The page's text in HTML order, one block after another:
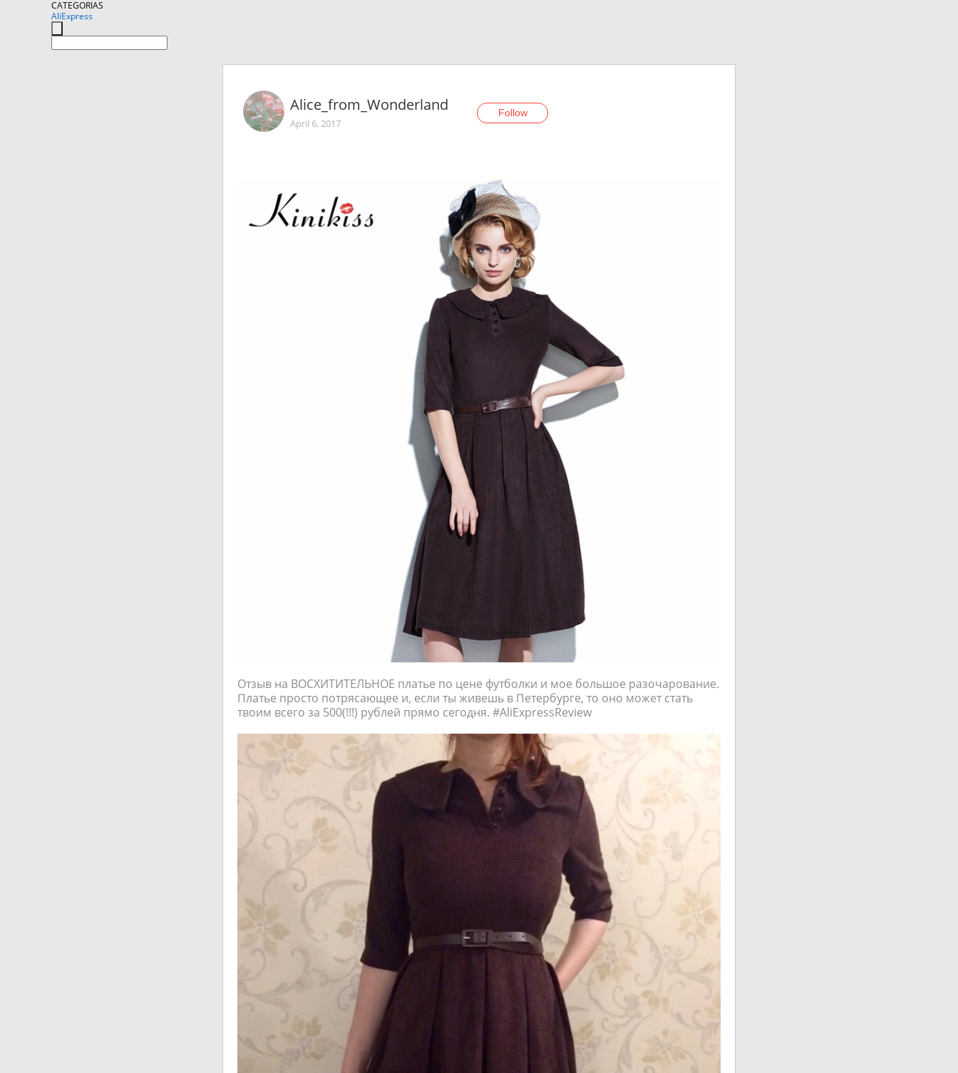
CATEGORIAS
AliExpress
Alice_from_Wonderland
April 6, 2017
Follow
Отзыв на ВОСХИТИТЕЛЬНОЕ платье по цене футболки и мое большое разочарование.
Платье просто потрясающее и, если ты живешь в Петербурге, то оно может стать
твоим всего за 500(!!!) рублей прямо сегодня. #AliExpressReview